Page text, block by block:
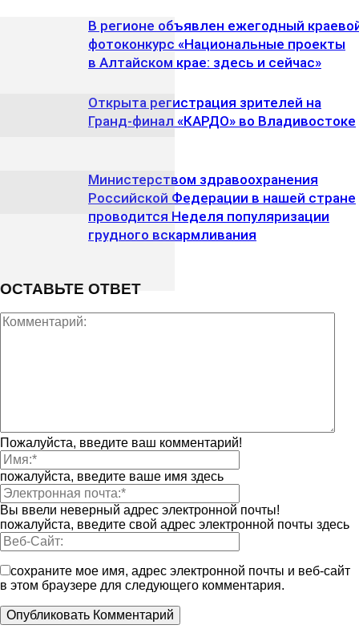
В регионе объявлен ежегодный
фотоконкурс «Национальные проекты
в Алтайском крае: здесь и сейчас»
Открыта регистрация зрителей на
Гранд-финал «КАРДО» во Владивостоке
Министерством здравоохранения
Российской Федерации в нашей стране
проводится Неделя популяризации
грудного вскармливания
ОСТАВЬТЕ ОТВЕТ
Пожалуйста, введите ваш комментарий!
пожалуйста, введите ваше имя здесь
Вы ввели неверный адрес электронной почты!
пожалуйста, введите свой адрес электронной почты здесь
сохраните мое имя, адрес электронной почты и веб-сайт
в этом браузере для следующего комментария.